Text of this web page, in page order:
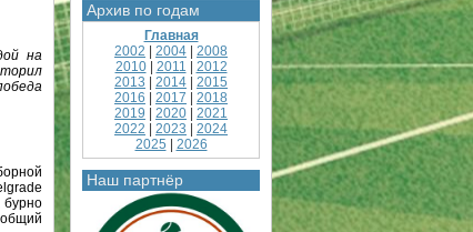
на
бурно
Архив по годам
Главная
2002
2004
2008
2010| 2011
2012
2013
2014
2015
2016
2017
2018
2019
2020
2021
2022
2023
2024
2025
2026
Наш партнёр